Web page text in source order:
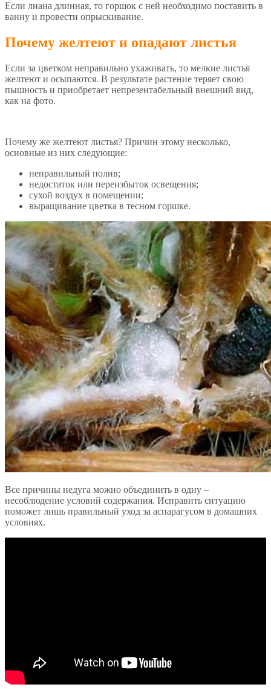
Если лиана длинная, то горшок с ней необходимо поставить в
ванну и провести опрыскивание.
Почему желтеют и опадают листья
Если за цветком неправильно ухаживать, то мелкие листья
желтеют и осыпаются. В результате растение теряет свою
пышность и приобретает непрезентабельный внешний вид,
как на фото.
Почему же желтеют листья? Причин этому несколько,
основные из них следующие:
неправильный полив;
недостаток или переизбыток освещения;
сухой воздух в помещении;
выращивание цветка в тесном горшке.
Все причины недуга можно объединить в одну –
несоблюдение условий содержания. Исправить ситуацию
поможет лишь правильный уход за аспарагусом в домашних
условиях.